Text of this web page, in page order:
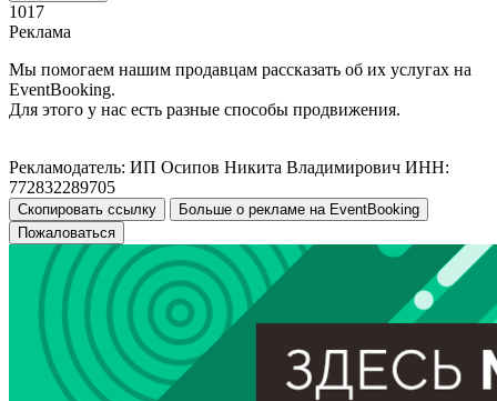
1017
Реклама
Мы помогаем нашим продавцам рассказать об их услугах на
EventBooking.
Для этого у нас есть разные способы продвижения.
Рекламодатель: ИП Осипов Никита Владимирович ИНН:
772832289705
Скопировать ссылку
Больше о рекламе на EventBooking
Пожаловаться